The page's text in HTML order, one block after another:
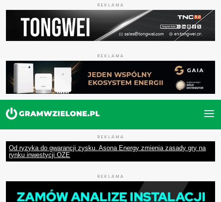
REKLAMA
REKLAMA
REKLAMA
Od ryzyka do gwarancji zysku. Asona Energy zmienia zasady gry na
rynku inwestycji OZE
REKLAMA